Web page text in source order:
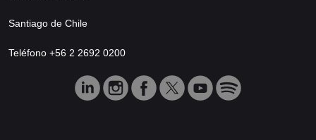
Santiago de Chile
Teléfono +56 2 2692 0200